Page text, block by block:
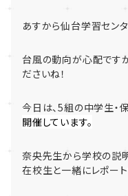
あすから仙台学習セン
台風の動向が心配です
ださいね！
今日は、5組の中学生・
開催しています。
奈央先生から学校の説
在校生と一緒にレポー